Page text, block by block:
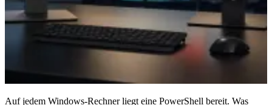
Auf jedem Windows-Rechner liegt eine PowerShell bereit. Was